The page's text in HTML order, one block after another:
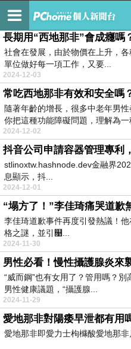
kimwkxetq
社會在發展，由於物價在上升，
單位做好每一項工作，又要...
2024-12-03
常吃西地那非有效和安全嗎
隨著年齡的增長，很多中老年男
你把這種功能障礙問題，理解為一
2024-12-02
stlinoxtw.hashnode.dev金融界
息顯示，抖...
2024-12-01
“塌方了！”李佳琦痛哭道歉
李佳琦道歉事件再度引發熱議！
格之謎，並引௙...
2024-11-30
男性必看！慢性攝護腺炎來
“威而鋼”也有女用了？管用嗎？
男性健康議題，“攝護腺...
2024-11-29
愛地那非對陽痿早泄都有用
愛地那非即愛力士枸櫞酸愛地那非